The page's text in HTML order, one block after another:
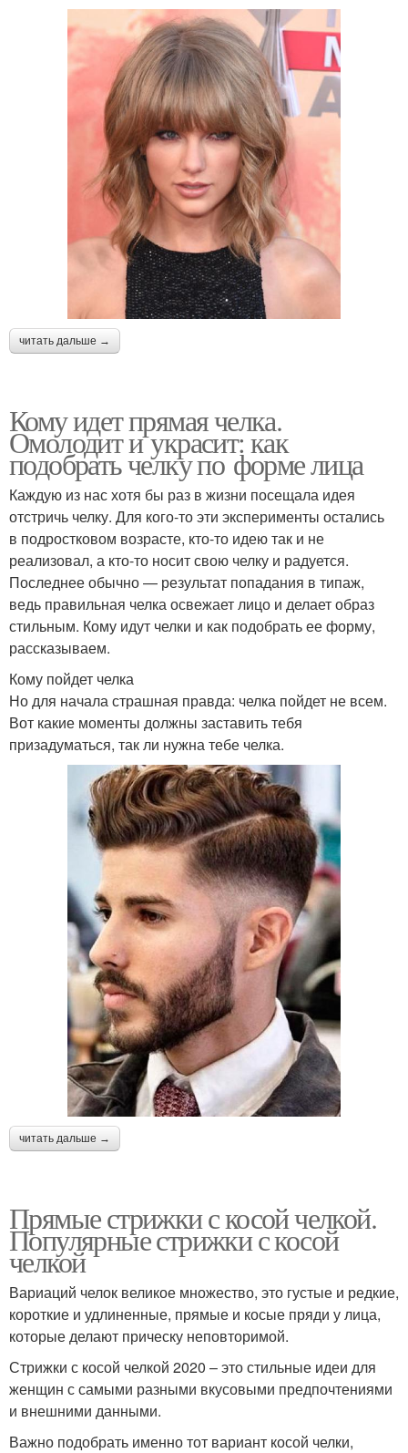
читать дальше →
Кому идет прямая челка.
Омолодит и украсит: как
подобрать челку по форме лица
Каждую из нас хотя бы раз в жизни посещала идея
отстричь челку. Для кого-то эти эксперименты остались
в подростковом возрасте, кто-то идею так и не
реализовал, а кто-то носит свою челку и радуется.
Последнее обычно — результат попадания в типаж,
ведь правильная челка освежает лицо и делает образ
стильным. Кому идут челки и как подобрать ее форму,
рассказываем.
Кому пойдет челка
Но для начала страшная правда: челка пойдет не всем.
Вот какие моменты должны заставить тебя
призадуматься, так ли нужна тебе челка.
читать дальше →
Прямые стрижки с косой челкой.
Популярные стрижки с косой
челкой
Вариаций челок великое множество, это густые и редкие,
короткие и удлиненные, прямые и косые пряди у лица,
которые делают прическу неповторимой.
Стрижки с косой челкой 2020 – это стильные идеи для
женщин с самыми разными вкусовыми предпочтениями
и внешними данными.
Важно подобрать именно тот вариант косой челки,